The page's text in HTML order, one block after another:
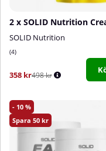
SOLID Nutrition
4
358 kr498 kr
10
50